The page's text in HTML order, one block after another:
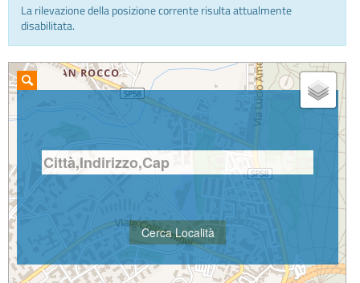
INFO E MEDIA
IN VIAGGIO
La rilevazione della posizione corrente risulta attualmente
disabilitata.